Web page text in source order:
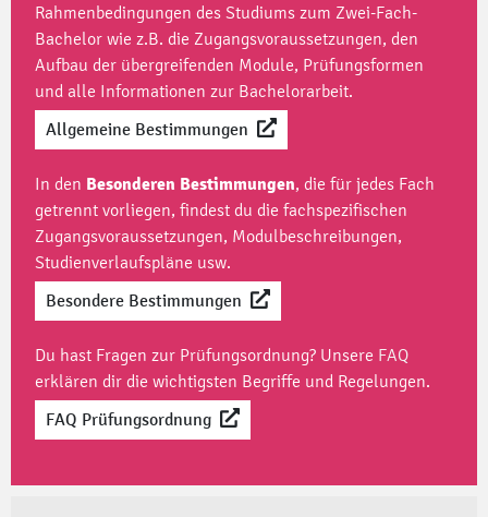
Rahmenbedingungen des Studiums zum Zwei-Fach-
Bachelor wie z.B. die Zugangsvoraussetzungen, den
Aufbau der übergreifenden Module, Prüfungsformen
und alle Informationen zur Bachelorarbeit.
Allgemeine Bestimmungen
In den Besonderen Bestimmungen, die für jedes Fach
getrennt vorliegen, findest du die fachspezifischen
Zugangsvoraussetzungen, Modulbeschreibungen,
Studienverlaufspläne usw.
Besondere Bestimmungen
Du hast Fragen zur Prüfungsordnung? Unsere FAQ
erklären dir die wichtigsten Begriffe und Regelungen.
FAQ Prüfungsordnung